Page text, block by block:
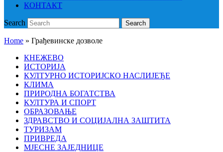
КОНТАКТ
Search Search
Home » Грађевинске дозволе
КНЕЖЕВО
ИСТОРИЈА
КУЛТУРНО ИСТОРИЈСКО НАСЛИЈЕЂЕ
КЛИМА
ПРИРОДНА БОГАТСТВА
КУЛТУРА И СПОРТ
ОБРАЗОВАЊЕ
ЗДРАВСТВО И СОЦИЈАЛНА ЗАШТИТА
ТУРИЗАМ
ПРИВРЕДА
МЈЕСНЕ ЗАЈЕДНИЦЕ